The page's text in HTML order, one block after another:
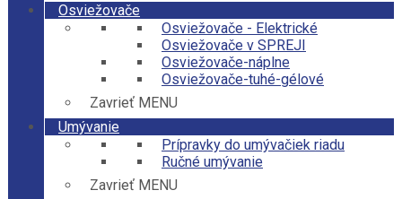
Osviežovače
Osviežovače - Elektrické
Osviežovače v SPREJI
Osviežovače-náplne
Osviežovače-tuhé-gélové
Zavrieť MENU
Umývanie
Prípravky do umývačiek riadu
Ručné umývanie
Zavrieť MENU